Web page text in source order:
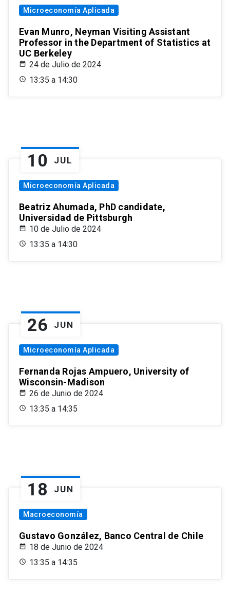
Microeconomía Aplicada
Evan Munro, Neyman Visiting Assistant
Professor in the Department of Statistics at
UC Berkeley
24 de Julio de 2024
13:35 a 14:30
10 JUL
Microeconomía Aplicada
Beatriz Ahumada, PhD candidate,
Universidad de Pittsburgh
10 de Julio de 2024
13:35 a 14:30
26 JUN
Microeconomía Aplicada
Fernanda Rojas Ampuero, University of
Wisconsin-Madison
26 de Junio de 2024
13:35 a 14:35
18 JUN
Macroeconomía
Gustavo González, Banco Central de Chile
18 de Junio de 2024
13:35 a 14:35